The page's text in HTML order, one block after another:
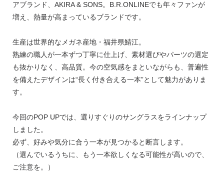
アブランド、AKIRA & SONS。B.R.ONLINEでも年々ファンが
増え、熱量が高まっているブランドです。
生産は世界的なメガネ産地・福井県鯖江。
熟練の職人が一本ずつ丁寧に仕上げ、素材選びやパーツの選定
も抜かりなく、高品質。今の空気感をまといながらも、普遍性
を備えたデザインは“長く付き合える一本”として魅力がありま
す。
今回のPOP UPでは、選りすぐりのサングラスをラインナップ
しました。
必ず、好みや気分に合う一本が見つかると断言します。
（選んでいるうちに、もう一本欲しくなる可能性が高いので、
ご注意を。）